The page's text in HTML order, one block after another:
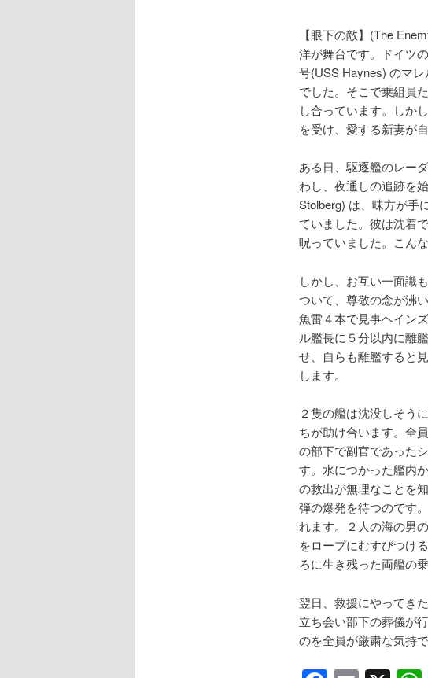
【眼下の敵】(The
洋が舞台です。ドイツ
号(USS Haynes) のマ
でした。そこで乗組員
し合っています。しか
を受け、愛する新妻が
ある日、駆逐艦のレー
わし、夜通しの追跡を
Stolberg) は、味方が手
ていました。彼は沈着
呪っていました。こん
しかし、お互い一面識
ついて、尊敬の念が沸
魚雷４本で見事ヘイン
ル艦長に５分以内に離
せ、自らも離艦すると
します。
２隻の艦は沈没しそう
ちが助け合います。全
の部下で副官であった
す。水につかった艦内
の救出が無理なことを
弾の爆発を待つのです
れます。２人の海の男
をロープにむすびつけ
ろに生き残った両艦の
翌日、救援にやってき
立ち会い部下の葬儀が
のを全員が厳粛な気持